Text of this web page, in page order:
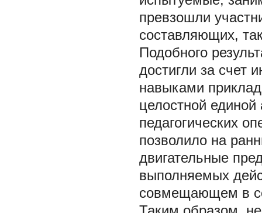
превзошли
составляющих,
Подобного
достигли за счет
навыками
целостной
педагогических
позволило на
двигательные
выполняемых
совмещающем в